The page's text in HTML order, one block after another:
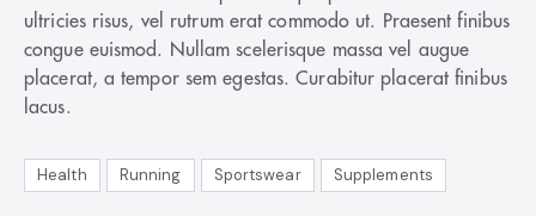
ultricies risus, vel rutrum erat commodo ut. Praesent finibus
congue euismod. Nullam scelerisque massa vel augue
placerat, a tempor sem egestas. Curabitur placerat finibus
lacus.
Health Running Sportswear Supplements